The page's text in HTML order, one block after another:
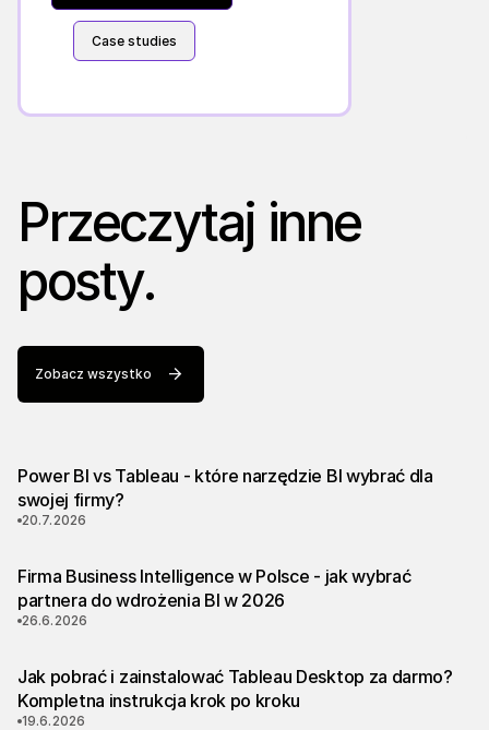
Case studies
Przeczytaj inne
posty.
Zobacz wszystko
Power BI vs Tableau - które narzędzie BI wybrać dla
swojej firmy?
20.7.2026
Firma Business Intelligence w Polsce - jak wybrać
partnera do wdrożenia BI w 2026
26.6.2026
Jak pobrać i zainstalować Tableau Desktop za darmo?
Kompletna instrukcja krok po kroku
19.6.2026